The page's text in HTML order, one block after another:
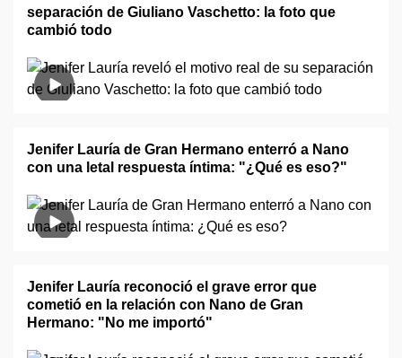
separación de Giuliano Vaschetto: la foto que
cambió todo
Jenifer Lauría de Gran Hermano enterró a Nano
con una letal respuesta íntima: "¿Qué es eso?"
Jenifer Lauría reconoció el grave error que
cometió en la relación con Nano de Gran
Hermano: "No me importó"